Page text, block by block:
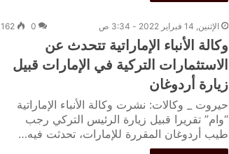
الإثنين, 14 فبراير 2022 - 3:34 ص 0
162
وكالة الأنباء الإماراتية تتحدث عن
الاستثمارات التركية في الإمارات قبيل
زيارة أردوغان
حيروت _ وكالات: نشرت وكالة الأنباء الإماراتية
“وام” تقريرا قبيل زيارة الرئيس التركي رجب
طيب أردوغان المقررة للإمارات، تحدثت فيه…